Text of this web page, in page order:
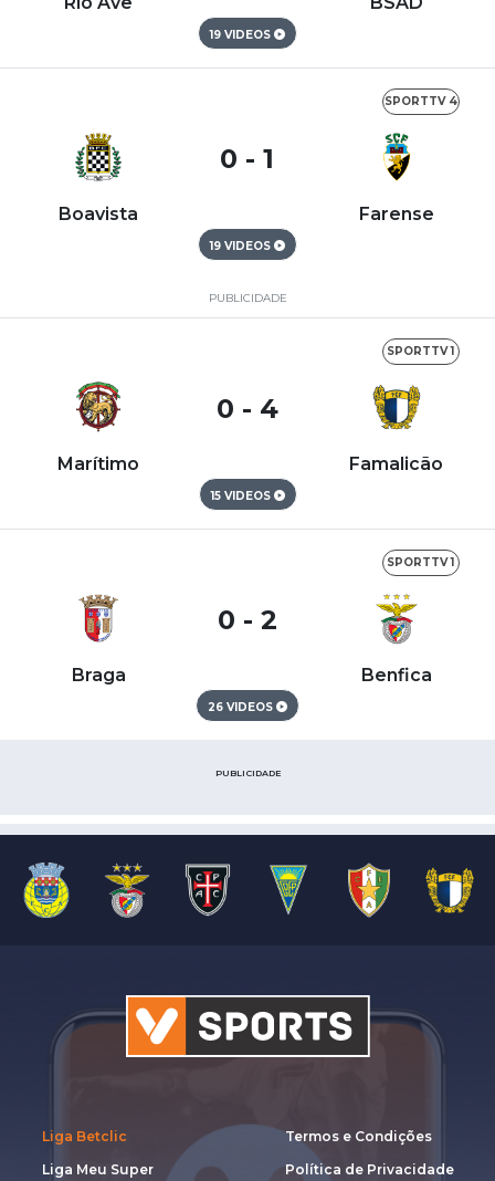
19 VIDEOS
SPORTTV 4
Boavista
0 - 1
Farense
19 VIDEOS
PUBLICIDADE
SPORTTV 1
Marítimo
0 - 4
Famalicão
15 VIDEOS
SPORTTV 1
Braga
0 - 2
Benfica
26 VIDEOS
PUBLICIDADE
Liga Betclic
Liga Meu Super
Termos e Condições
Política de Privacidade